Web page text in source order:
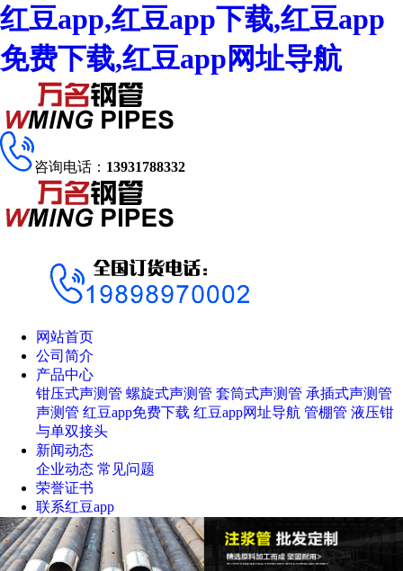
红豆app,红豆app下载,红豆app
免费下载,红豆app网址导航
咨询电话： 13931788332
网站首页
公司简介
产品中心
钳压式声测管 螺旋式声测管 套筒式声测管 承插式声测管
声测管 红豆app免费下载 红豆app网址导航 管棚管 液压钳
与单双接头
新闻动态
企业动态 常见问题
荣誉证书
联系红豆app